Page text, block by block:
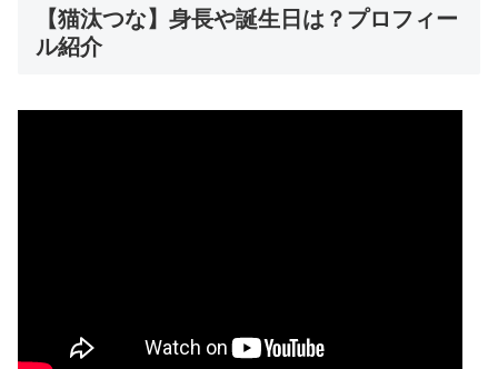
【猫汰つな】身長や誕生日は？プロフィー
ル紹介